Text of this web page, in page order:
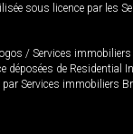
sous licence par les
/ Services
déposées de Residential
Services immobiliers